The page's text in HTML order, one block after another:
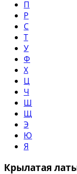
П
Р
С
Т
У
Ф
Х
Ц
Ч
Ш
Щ
Э
Ю
Я
Крылатая